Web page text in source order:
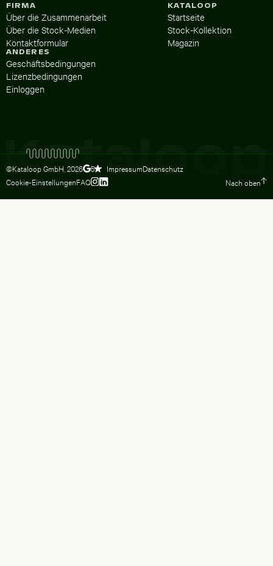
KATALOOP
Startseite
Stock-Kollektion
Magazin
FIRMA
Über die Zusammenarbeit
Über die Stock-Medien
Kontaktformular
ANDERES
Geschäftsbedingungen
Lizenzbedingungen
Einloggen
©Kataloop GmbH, 2026 5 ImpressumDatenschutz
Cookie-EinstellungenFAQ Nach oben